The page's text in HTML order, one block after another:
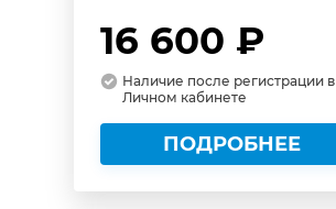
16 600 ₽
Наличие после регистрации в
Личном кабинете
ПОДРОБНЕЕ